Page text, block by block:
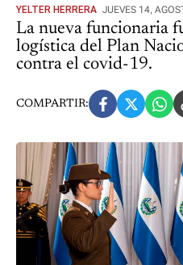
YELTER HERRERA JUEVES 14,
La nueva funcionaria
logística del Plan
contra el covid-19.
COMPARTIR: